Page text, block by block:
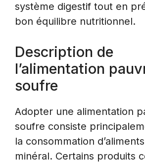
système digestif tout en
bon équilibre nutritionnel.
Description de
l’alimentation
soufre
Adopter une alimentation
soufre consiste
la consommation
minéral. Certains produits